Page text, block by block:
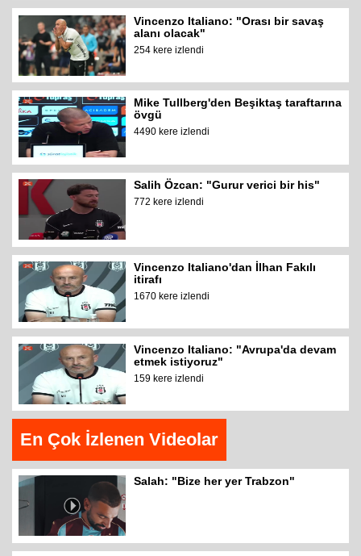
Vincenzo Italiano: "Orası bir savaş
alanı olacak"
254 kere izlendi
Mike Tullberg'den Beşiktaş taraftarına
övgü
4490 kere izlendi
Salih Özcan: "Gurur verici bir his"
772 kere izlendi
Vincenzo Italiano'dan İlhan Fakılı
itirafı
1670 kere izlendi
Vincenzo Italiano: "Avrupa'da devam
etmek istiyoruz"
159 kere izlendi
En Çok İzlenen Videolar
Salah: "Bize her yer Trabzon"